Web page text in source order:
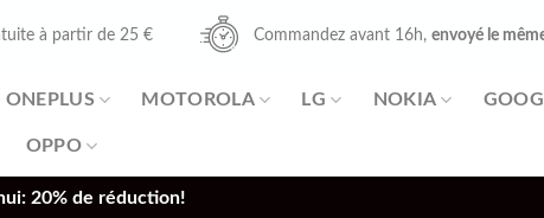
à partir de 25 € Commandez avant 16h, envoyé le
ONEPLUS MOTOROLA LG NOKIA
OPPO
20% de réduction!